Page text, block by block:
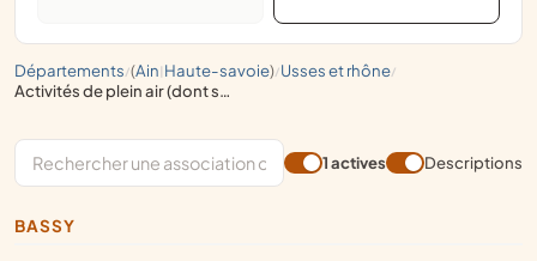
départements/( ain| haute-savoie)/ usses et rhône/
activités de plein air (dont saut à l'élastique)
1 actives Descriptions
BASSY